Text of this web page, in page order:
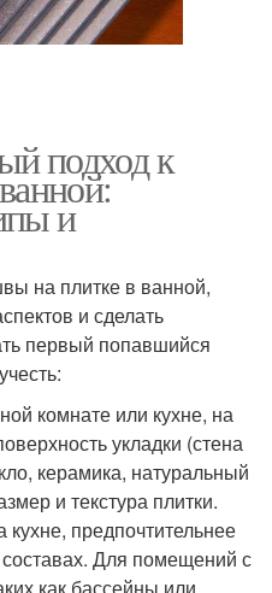
подход к
и
на плитке в ванной,
и сделать
первый попавшийся
комнате или кухне, на
укладки (стена
керамика, натуральный
и текстура плитки.
предпочтительнее
Для помещений с
как бассейны или